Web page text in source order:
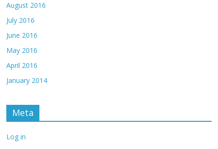
August 2016
July 2016
June 2016
May 2016
April 2016
January 2014
Meta
Log in